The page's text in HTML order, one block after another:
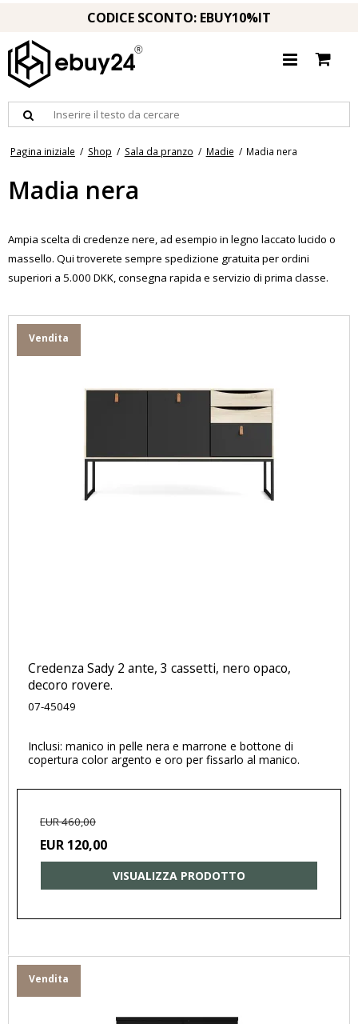
CODICE SCONTO: EBUY10%IT
Pagina iniziale / Shop / Sala da pranzo / Madie / Madia nera
Madia nera
Ampia scelta di credenze nere, ad esempio in legno laccato lucido o
massello. Qui troverete sempre spedizione gratuita per ordini
superiori a 5.000 DKK, consegna rapida e servizio di prima classe.
Vendita
Credenza Sady 2 ante, 3 cassetti, nero opaco,
decoro rovere.
07-45049
Inclusi: manico in pelle nera e marrone e bottone di
copertura color argento e oro per fissarlo al manico.
EUR 460,00
EUR 120,00
VISUALIZZA PRODOTTO
Vendita